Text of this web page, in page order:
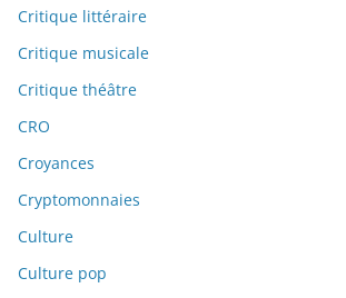
Critique littéraire
Critique musicale
Critique théâtre
CRO
Croyances
Cryptomonnaies
Culture
Culture pop